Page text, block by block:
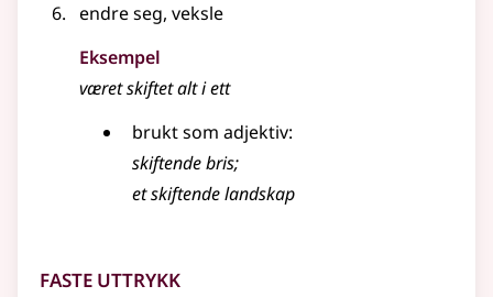
endre seg, veksle
Eksempel
væretskiftetalt i ett
brukt som adjektiv:
skiftendebris;
etskiftendelandskap
Faste uttrykk